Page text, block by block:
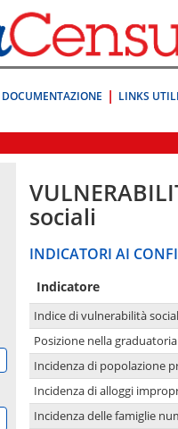
DOCUMENTAZIONE LINKS UTILI
sociali
INDICATORI AI
Indicatore
Indice di vulnerabilità
Posizione nella
Incidenza di popolazione
Incidenza di alloggi
Incidenza delle famiglie